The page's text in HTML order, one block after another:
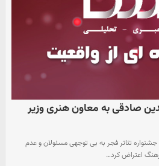
صادقی به معاون هنری وزیر
تئاتر فجر به بی توجهی مسئولان و عدم
اعتراض کرد…